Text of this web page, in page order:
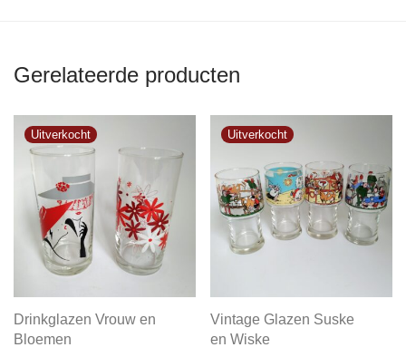
Gerelateerde producten
Drinkglazen Vrouw en
Bloemen
Vintage Glazen Suske
en Wiske